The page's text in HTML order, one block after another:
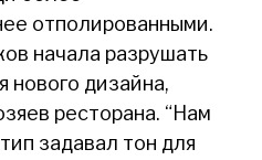
отполированными.
начала разрушать
нового дизайна,
ресторана. “Нам
задавал тон для